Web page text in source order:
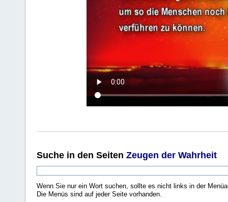
Suche in den Seiten Zeugen der Wahrheit
Wenn Sie nur ein Wort suchen, sollte es nicht links in der
Die Menüs sind auf jeder Seite vorhanden.